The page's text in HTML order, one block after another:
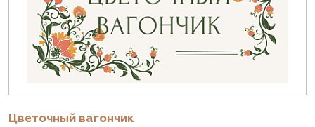
Цветочный вагончик